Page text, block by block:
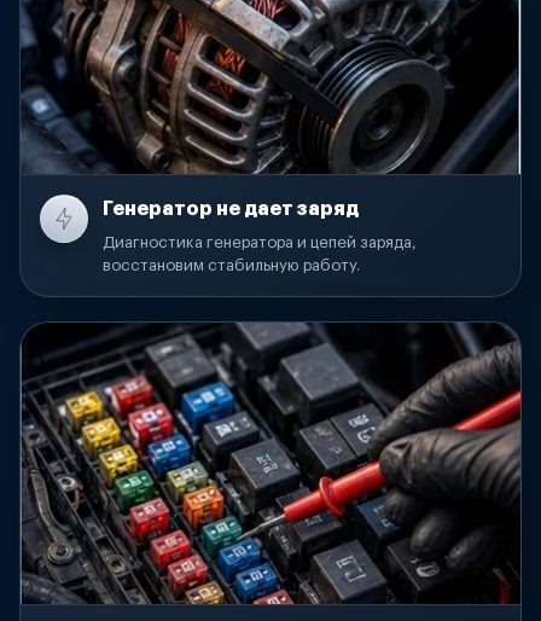
Генератор не дает заряд
Диагностика генератора и цепей заряда,
восстановим стабильную работу.